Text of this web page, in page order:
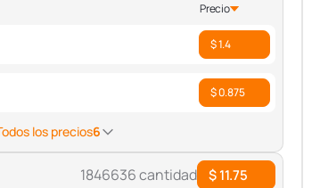
Precio
$ 1.4
$ 0.875
los precios6
1846636 cantidad $ 11.75